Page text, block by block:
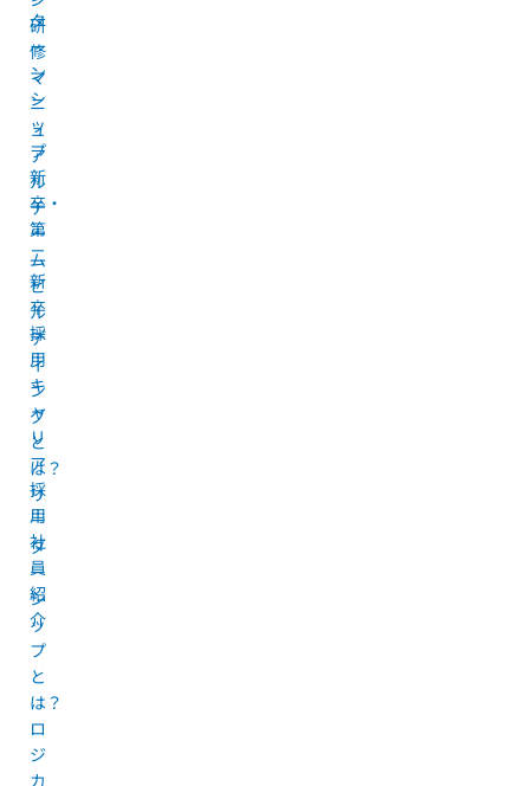
タ
ー
ン
シ
ッ
プ
新
卒・
第
二
新
卒
採
用
キ
ャ
リ
ア
採
用
社
員
紹
介
研
修
マ
ニ
ュ
ア
ル
チ
ー
ム
ビ
ル
デ
ィ
ン
グ
と
は？
リ
ー
ダ
ー
シ
ッ
プ
と
は？
ロ
ジ
カ